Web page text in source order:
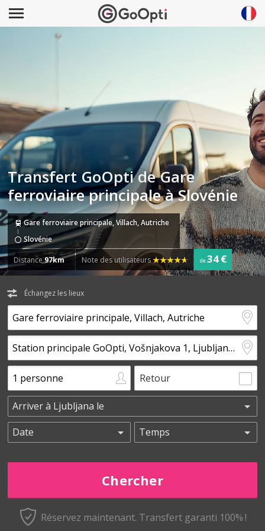
Transfert GoOpti de Gare
ferroviaire principale à Slovénie
Gare ferroviaire principale, Villach, Autriche
Slovénie
Distance97km Note des utilisateurs de 34 €
Échangez les lieux
Retour
Réservez maintenant. Transfert garanti 100% !